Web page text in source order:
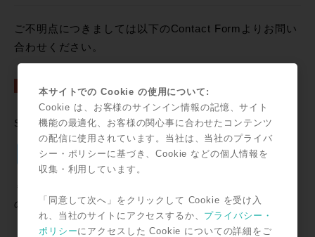
ご不明点につきましては以下のContact Formよりお問い
合わせください。
SNSで共有
Twitter
Facebook
LineEmail
共
＊記事中に掲載されている情報は2023年10月20日時点のも
のです。
本サイトでの Cookie の使用について:
Cookie は、お客様のサインイン情報の記憶、サイト
機能の最適化、お客様の関心事に合わせたコンテンツ
の配信に使用されています。当社は、当社のプライバ
シー・ポリシーに基づき、Cookie などの個人情報を
収集・利用しています。
「同意して次へ」をクリックして Cookie を受け入
れ、当社のサイトにアクセスするか、 プライバシー・
ポリシーにアクセスした Cookie についての詳細をご